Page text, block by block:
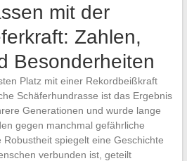
mit der
Zahlen,
Besonderheiten
Platz mit einer Rekordbeißkraft
Schäferhundrasse ist das Ergebnis
Generationen und wurde lange
gegen manchmal gefährliche
spiegelt eine Geschichte
verbunden ist, geteilt